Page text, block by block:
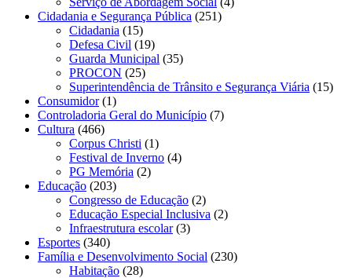
Cidadania e Segurança Pública (251)
Cidadania (15)
Defesa Civil (19)
Guarda Municipal (35)
PROCON (25)
Superintendência de Trânsito e Segurança Viária (15)
Consumidor(1)
Controladoria Geral do Município (7)
Cultura (466)
Corpus Christi (1)
Festival de Inverno (4)
PG Memória (2)
Educação (203)
Congresso de Educação (2)
Educação Especial Inclusiva (2)
Infraestrutura escolar(3)
Esportes (340)
Família e Desenvolvimento Social (230)
Habitação (28)